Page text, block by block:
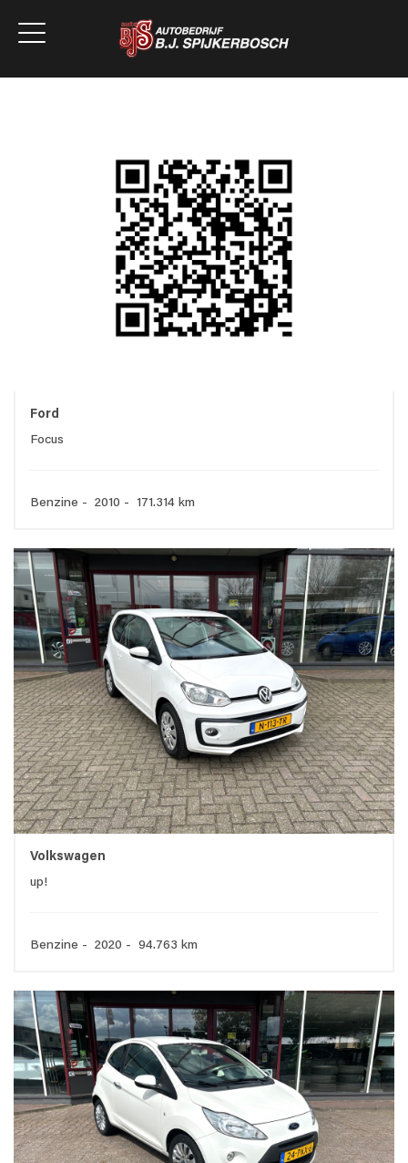
Ford
Focus
Benzine - 2010 - 171.314 km
Volkswagen
up!
Benzine - 2020 - 94.763 km